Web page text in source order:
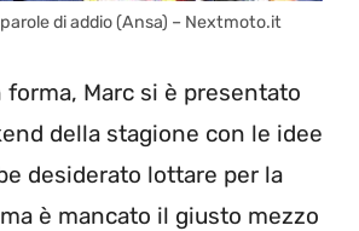
di addio (Ansa) – Nextmoto.it
Marc si è presentato
della stagione con le idee
desiderato lottare per la
è mancato il giusto mezzo